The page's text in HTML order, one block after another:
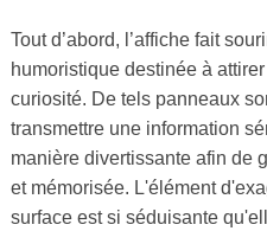
Tout d’abord, l’affiche fait
humoristique destinée à
curiosité. De tels panneaux
transmettre une information
manière divertissante afin de
et mémorisée. L'élément
surface est si séduisante